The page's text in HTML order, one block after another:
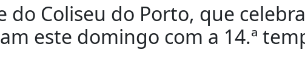
do Coliseu do Porto, que
este domingo com a 14.ª